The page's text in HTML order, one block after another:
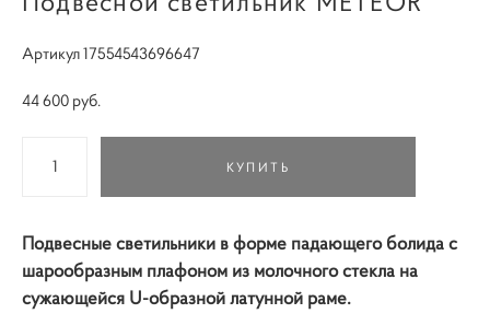
Артикул 17554543696647
44 600 pуб.
КУПИТЬ
Подвесные светильники в форме падающего болида с
шарообразным плафоном из молочного стекла на
сужающейся U-образной латунной раме.